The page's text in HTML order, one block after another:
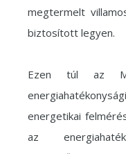
megtermelt
biztosított legyen.
Ezen túl az
energetikai
az